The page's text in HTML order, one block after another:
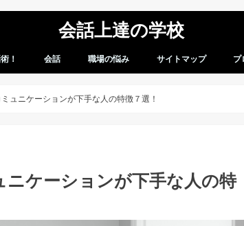
会話上達の学校
！ 会話 職場の悩み サイトマップ プ
ュニケーションが下手な人の特徴７選！
ケーションが下手な人の特